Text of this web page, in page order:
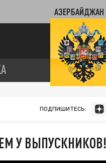
АЗЕРБАЙДЖАН
ПОДПИШИТЕСЬ:
У ВЫПУСКНИКОВ!